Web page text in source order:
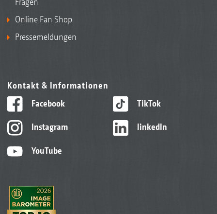
Online Fan Shop
Pressemeldungen
Kontakt & Informationen
Facebook
Instagram
YouTube
TikTok
linkedIn